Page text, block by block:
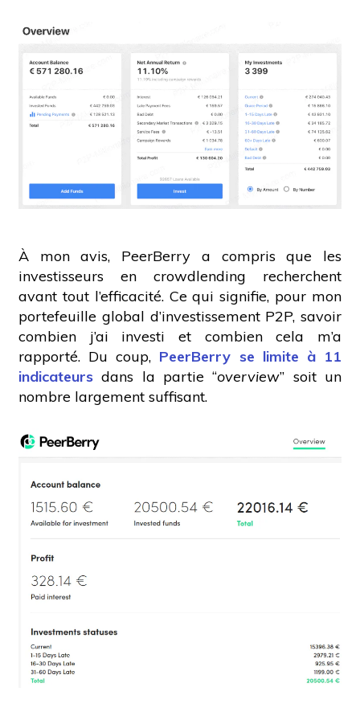
À mon avis, PeerBerry a compris que les
investisseurs en crowdlending recherchent
avant tout l’efficacité. Ce qui signifie, pour mon
portefeuille global d’investissement P2P, savoir
combien j’ai investi et combien cela m’a
rapporté. Du coup, PeerBerry se limite à 11
indicateursdans la partie “overview” soit un
nombre largement suffisant.